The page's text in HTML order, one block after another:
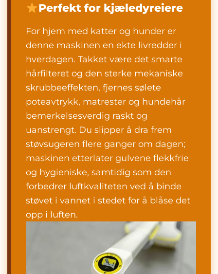
Perfekt for kjæledyreiere
For hjem med katter og hunder er
denne maskinen en ekte livredder i
hverdagen. Takket være det smarte
hårfilteret og den sterke mekaniske
skrubbeeffekten, fjernes sølete
poteavtrykk, matrester og hundehår
bemerkelsesverdig raskt og
uanstrengt. Du slipper å dra frem
støvsugeren flere ganger om dagen;
maskinen etterlater gulvene flekkfrie
og hygieniske, samtidig som den
forbedrer luftkvaliteten ved å binde
støvet i vannet i stedet for å blåse det
opp i luften.